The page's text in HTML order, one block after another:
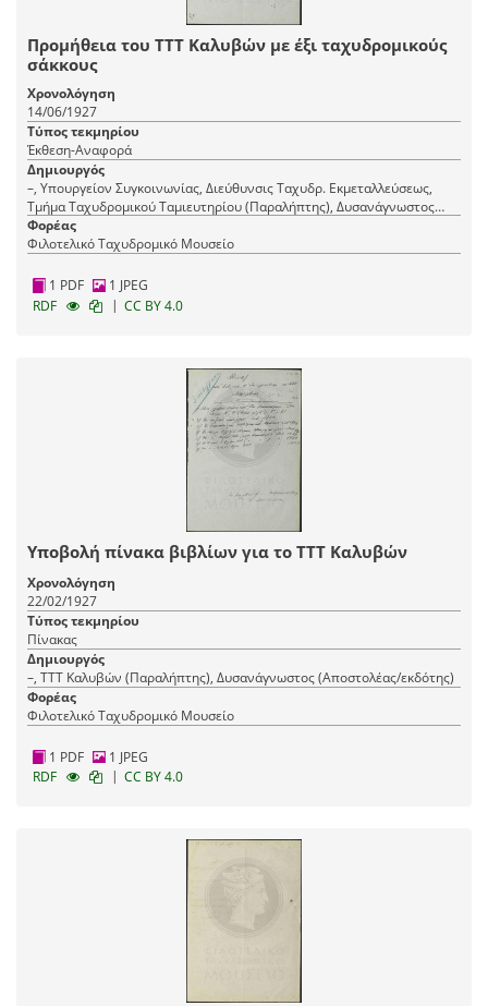
Προμήθεια του ΤΤΤ Καλυβών με έξι ταχυδρομικούς
σάκκους
Χρονολόγηση
14/06/1927
Τύπος τεκμηρίου
Έκθεση-Αναφορά
Δημιουργός
–, Υπουργείον Συγκοινωνίας, Διεύθυνσις Ταχυδρ. Εκμεταλλεύσεως,
Τμήμα Ταχυδρομικού Ταμιευτηρίου (Παραλήπτης), Δυσανάγνωστος
(Αποστολέας/εκδότης)
Φορέας
Φιλοτελικό Ταχυδρομικό Μουσείο
1 PDF
1 JPEG
RDF
| CC BY 4.0
Υποβολή πίνακα βιβλίων για το ΤΤΤ Καλυβών
Χρονολόγηση
22/02/1927
Τύπος τεκμηρίου
Πίνακας
Δημιουργός
–, ΤΤΤ Καλυβών (Παραλήπτης), Δυσανάγνωστος (Αποστολέας/εκδότης)
Φορέας
Φιλοτελικό Ταχυδρομικό Μουσείο
1 PDF
1 JPEG
RDF
| CC BY 4.0